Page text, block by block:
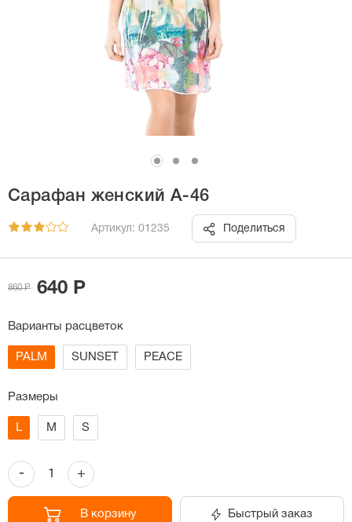
Сарафан женский А-46
Артикул: 01235 Поделиться
860 Р 640 Р
Варианты расцветок
PALM SUNSET PEACE
Размеры
L M S
- +
В корзину Быстрый заказ